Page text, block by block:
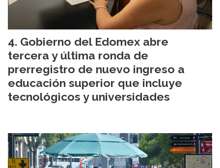
Gobierno del Edomex abre
tercera y última ronda de
prerregistro de nuevo ingreso a
educación superior que incluye
tecnológicos y universidades